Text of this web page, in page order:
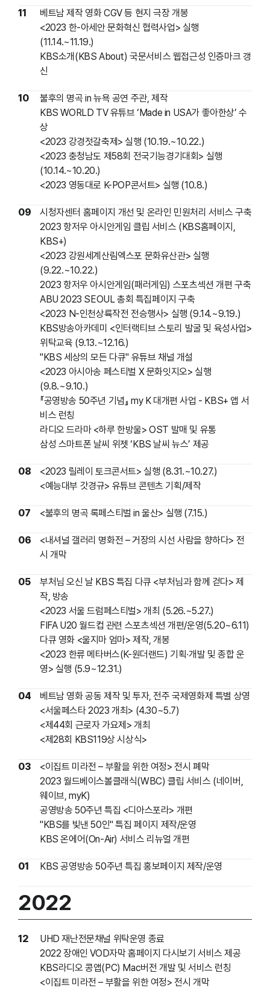
11 베트남 제작 영화CGV 등 현지 극장 개봉
<2023 한-아세안 문화혁신 협력사업> 실행
(11.14.~11.19.)
KBS소개(KBS About) 국문서비스 웹접근성 인증마크 갱
신
10
불후의 명곡 in 뉴욕 공연 주관, 제작
KBS WORLD TV 유튜브 ‘Made in USA가 좋아한상’ 수
상
<2023 강경젓갈축제> 실행 (10.19.~10.22.)
<2023 충청남도 제58회 전국기능경기대회> 실행
(10.14.~10.20.)
<2023 영동대로 K-POP콘서트> 실행 (10.8.)
09
시청자센터 홈페이지 개선 및 온라인 민원처리 서비스 구축
2023 항저우 아시안게임 클립 서비스 (KBS홈페이지,
KBS+)
<2023 강원세계산림엑스포 문화유산관> 실행
(9.22.~10.22.)
2023 항저우 아시안게임(패러게임) 스포츠섹션 개편 구축
ABU 2023 SEOUL 총회 특집페이지 구축
<2023 N-인천상륙작전 전승행사> 실행 (9.14.~9.19.)
KBS방송아카데미 <인터랙티브 스토리 발굴 및 육성사업>
위탁교육 (9.13.~12.16.)
"KBS 세상의 모든 다큐" 유튜브 채널 개설
<2023 아시아송 페스티벌 X 문화잇지오> 실행
(9.8.~9.10.)
『공영방송 50주년 기념』 my K 대개편 사업 - KBS+ 앱 서
비스 런칭
라디오 드라마 <하루 한방울> OST 발매 및 유통
삼성 스마트폰 날씨 위젯 ‘KBS 날씨 뉴스’ 제공
08
<2023 릴레이 토크콘서트> 실행 (8.31.~10.27.)
<예능대부 갓경규> 유튜브 콘텐츠 기획/제작
07 <불후의 명곡 록페스티벌 in 울산> 실행 (7.15.)
06
<내셔널 갤러리 명화전 – 거장의 시선 사람을 향하다> 전
시 개막
05
부처님 오신 날 KBS 특집 다큐 <부처님과 함께 걷다> 제
작, 방송
<2023 서울 드럼페스티벌> 개최 (5.26.~5.27.)
FIFA U20 월드컵 관련 스포츠섹션 개편/운영(5.20~6.11)
다큐 영화 <울지마 엄마> 제작, 개봉
<2023 한류 메타버스(K-원더랜드) 기획∙개발 및 종합 운
영> 실행 (5.9~12.31.)
04 베트남 영화공동 제작 및 투자, 전주 국제영화제 특별 상영
<서울페스타 2023 개최> (4.30~5.7)
<제44회 근로자 가요제> 개최
<제28회 KBS119상 시상식>
03
<이집트 미라전 – 부활을 위한 여정> 전시 폐막
2023 월드베이스볼클래식(WBC) 클립 서비스 (네이버,
웨이브, myK)
공영방송 50주년 특집 <디아스포라> 개편
"KBS를 빛낸 50인" 특집 페이지 제작/운영
KBS 온에어(On-Air) 서비스 리뉴얼 개편
01 KBS 공영방송 50주년 특집 홍보페이지 제작/운영
2022
12
UHD 재난전문채널 위탁운영 종료
2022 장애인 VOD자막 홈페이지 다시보기 서비스 제공
KBS라디오 콩앱(PC) Mac버전 개발 및 서비스 런칭
<이집트 미라전 – 부활을 위한 여정> 전시 개막